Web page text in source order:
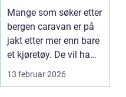
campingvogn på
vestlandet
Mange som søker etter
bergen caravan er på
jakt etter mer enn bare
et kjøretøy. De vil ha
frihet, fl...
13 februar 2026